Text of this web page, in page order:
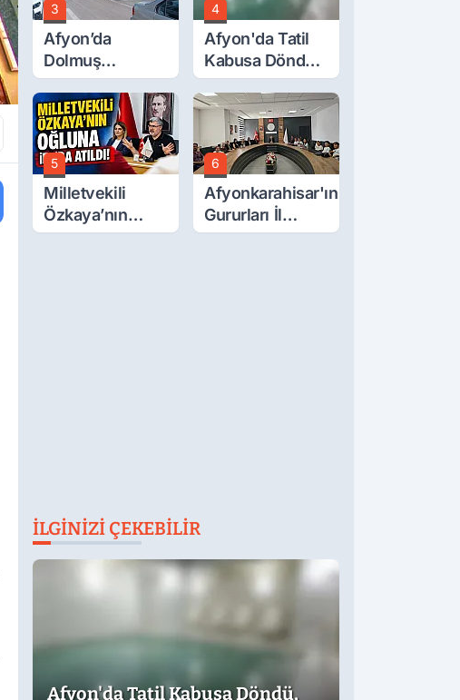
3
Afyon’da
Dolmuş
Ücretlerine
Yüzde 40 Zam
Talebi
4
Afyon'da Tatil
Kabusa Döndü,
Acı Son!
5
Milletvekili
Özkaya’nın
Oğluna İftira
6
Afyonkarahisar'ın
Gururları İl
Müdürüyle
İLGINIZI ÇEKEBILIR
Afyon'da Tatil Kabusa Döndü,